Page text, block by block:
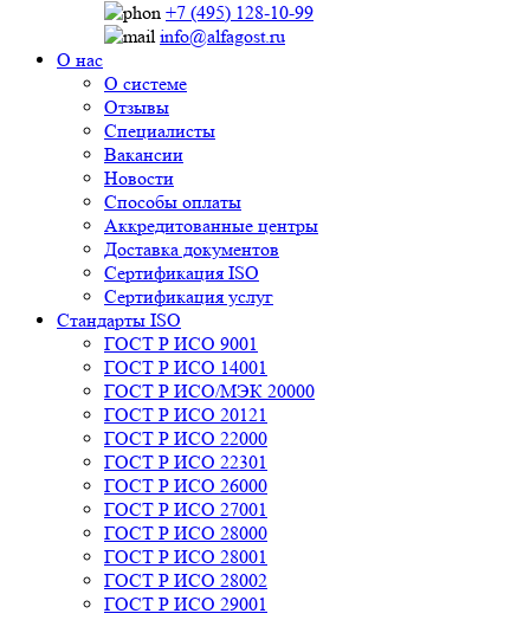
+7 (495) 128-10-99
info@alfagost.ru
О нас
О системе
Отзывы
Специалисты
Вакансии
Новости
Способы оплаты
Аккредитованные центры
Доставка документов
Сертификация ISO
Сертификация услуг
Стандарты ISO
ГОСТ Р ИСО 9001
ГОСТ Р ИСО 14001
ГОСТ Р ИСО/МЭК 20000
ГОСТ Р ИСО 20121
ГОСТ Р ИСО 22000
ГОСТ Р ИСО 22301
ГОСТ Р ИСО 26000
ГОСТ Р ИСО 27001
ГОСТ Р ИСО 28000
ГОСТ Р ИСО 28001
ГОСТ Р ИСО 28002
ГОСТ Р ИСО 29001